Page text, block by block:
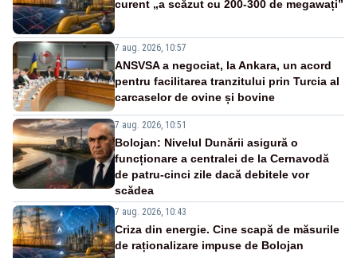
curent „a scăzut cu 200-300 de megawați”
7 aug. 2026, 10:57
ANSVSA a negociat, la Ankara, un acord
pentru facilitarea tranzitului prin Turcia al
carcaselor de ovine și bovine
7 aug. 2026, 10:51
Bolojan: Nivelul Dunării asigură o
funcționare a centralei de la Cernavodă
de patru-cinci zile dacă debitele vor
scădea
7 aug. 2026, 10:43
Criza din energie. Cine scapă de măsurile
de raționalizare impuse de Bolojan